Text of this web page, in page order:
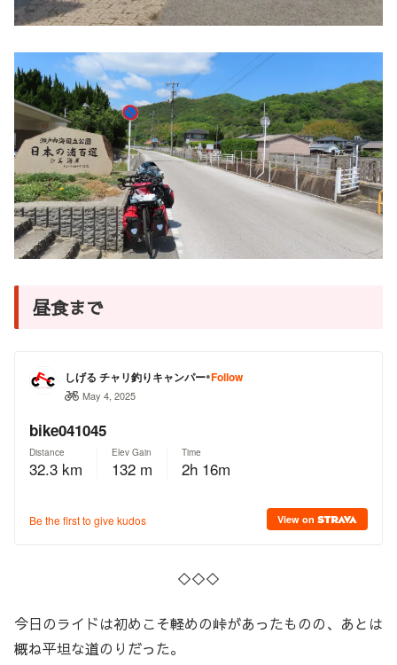
昼食まで
◇◇◇
今日のライドは初めこそ軽めの峠があったものの、あとは
概ね平坦な道のりだった。